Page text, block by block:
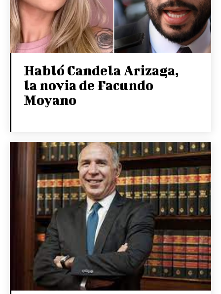
Habló Candela Arizaga,
la novia de Facundo
Moyano